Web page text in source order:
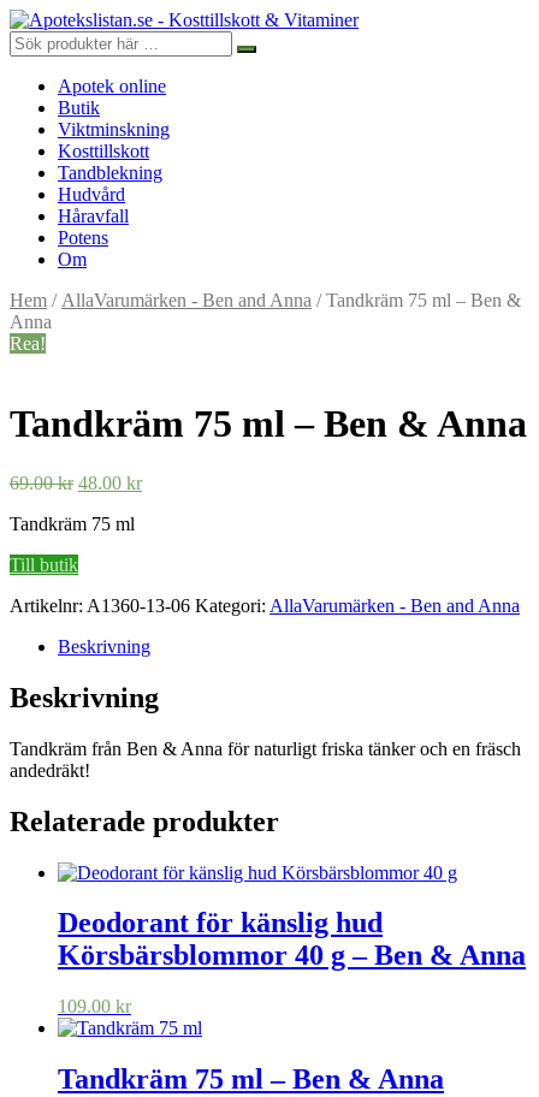
Apotek online
Butik
Viktminskning
Kosttillskott
Tandblekning
Hudvård
Håravfall
Potens
Om
Hem / AllaVarumärken - Ben and Anna / Tandkräm 75 ml – Ben &
Anna
Rea!
Tandkräm 75 ml – Ben & Anna
69.00kr Det
priset
69.00 kr.
48.00 krDet
Tandkräm 75 ml
Till butik
Artikelnr: A1360-13-06 Kategori: AllaVarumärken - Ben and Anna
Beskrivning
Beskrivning
Tandkräm från Ben & Anna för naturligt friska tänker och en fräsch
andedräkt!
Relaterade produkter
Deodorant för känslig hud
Körsbärsblommor 40 g – Ben & Anna
109.00 kr
Tandkräm 75 ml – Ben & Anna